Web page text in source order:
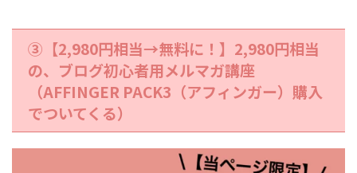
③【2,980円相当→無料に！】2,980円相当
の、ブログ初心者用メルマガ講座
（AFFINGER PACK3（アフィンガー）購入
でついてくる）